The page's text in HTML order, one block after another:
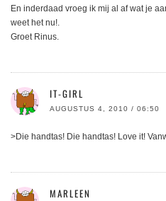
En inderdaad vroeg ik mij al af wat je
weet het nu!.
Groet Rinus.
IT-GIRL
AUGUSTUS 4, 2010 / 06:50
>Die handtas! Die handtas! Love it!
MARLEEN